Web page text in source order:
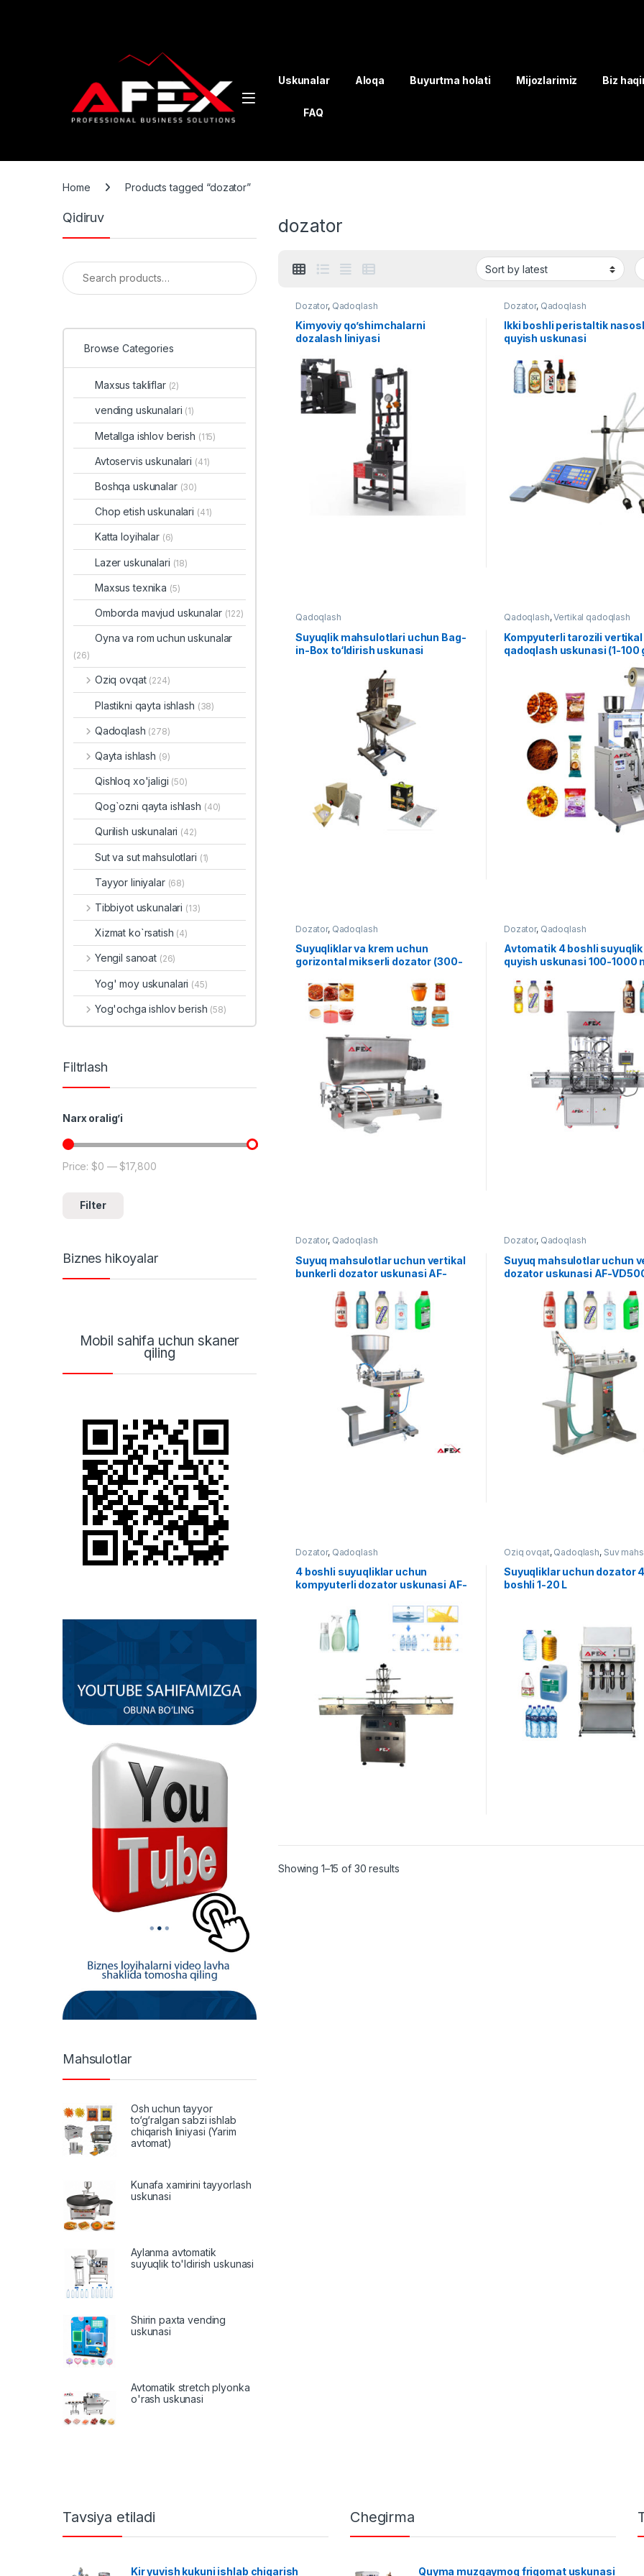
Uskunalar Aloqa Buyurtma holati Mijozlarimiz Biz
FAQ
Home Products tagged “dozator”
dozator
Dozator, Qadoqlash
Kimyoviy qo’shimchalarni
dozalash liniyasi
Dozator, Qadoqlash
Ikki boshli peristaltik
quyish uskunasi
Qadoqlash
Suyuqlik mahsulotlari uchun Bag-
in-Box to‘ldirish uskunasi
Qadoqlash,Vertikal qadoqlash
Kompyuterli tarozili vertikal
qadoqlash uskunasi (1-100
Dozator, Qadoqlash
Suyuqliklar va krem uchun
gorizontal mikserli dozator (300-
Dozator, Qadoqlash
Avtomatik 4 boshli suyuqlik
quyish uskunasi 100-1000
Dozator, Qadoqlash
Suyuq mahsulotlar uchun vertikal
bunkerli dozator uskunasi AF-
Dozator, Qadoqlash
Suyuq mahsulotlar uchun
dozator uskunasi AF-
Dozator, Qadoqlash
4 boshli suyuqliklar uchun
kompyuterli dozator uskunasi AF-
Oziq ovqat, Qadoqlash, Suv
Suyuqliklar uchun dozator
boshli 1-20 L
Showing 1–15 of 30 results
Qidiruv
Search for:
Browse Categories
Maxsus takliflar (2)
vending uskunalari (1)
Metallga ishlov berish (115)
Avtoservis uskunalari (41)
Boshqa uskunalar (30)
Chop etish uskunalari (41)
Katta loyihalar (6)
Lazer uskunalari (18)
Maxsus texnika (5)
Omborda mavjud uskunalar (122)
Oyna va rom uchun uskunalar
(26)
Oziq ovqat (224)
Plastikni qayta ishlash (38)
Qadoqlash (278)
Qayta ishlash (9)
Qishloq xo'jaligi (50)
Qog`ozni qayta ishlash (40)
Qurilish uskunalari (42)
Sut va sut mahsulotlari (1)
Tayyor liniyalar (68)
Tibbiyot uskunalari (13)
Xizmat ko`rsatish (4)
Yengil sanoat (26)
Yog' moy uskunalari (45)
Yog'ochga ishlov berish (58)
Filtrlash
Narx oralig’i
Min price
Max price
Filter
Price:$0 —$17,800
Biznes hikoyalar
Mobil sahifa uchun skaner
qiling
Mahsulotlar
Osh uchun tayyor
to‘g‘ralgan sabzi ishlab
chiqarish liniyasi (Yarim
avtomat)
Kunafa xamirini tayyorlash
uskunasi
Aylanma avtomatik
suyuqlik to'ldirish uskunasi
Shirin paxta vending
uskunasi
Avtomatik stretch plyonka
o'rash uskunasi
Tavsiya etiladi
Kir yuvish kukuni ishlab chiqarish
Chegirma
Quyma muzqaymoq frigomat uskunasi